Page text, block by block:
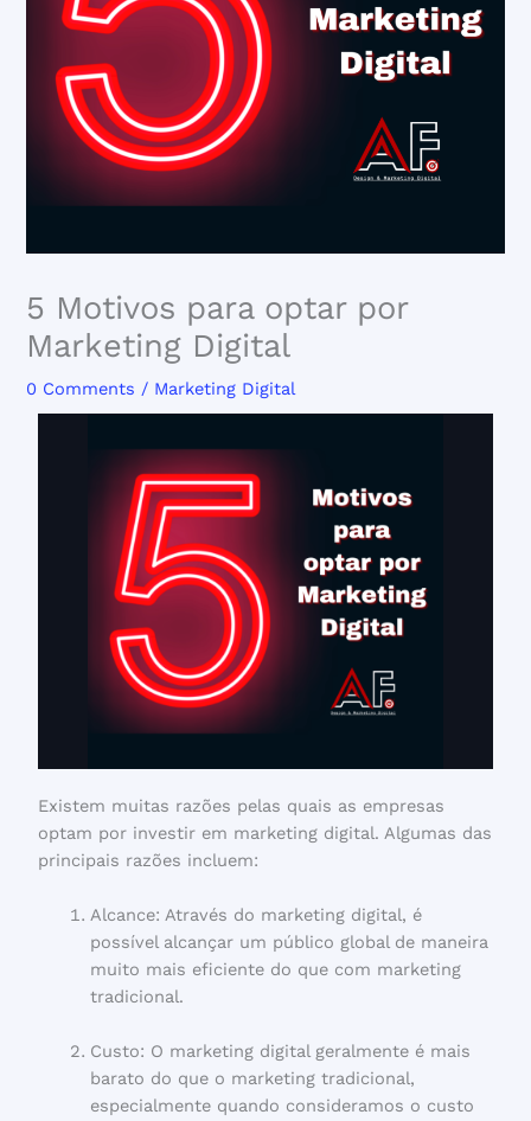
5 Motivos para optar por
Marketing Digital
0 Comments / Marketing Digital
Existem muitas razões pelas quais as empresas
optam por investir em marketing digital. Algumas das
principais razões incluem:
Alcance: Através do marketing digital, é
possível alcançar um público global de maneira
muito mais eficiente do que com marketing
tradicional.
Custo: O marketing digital geralmente é mais
barato do que o marketing tradicional,
especialmente quando consideramos o custo